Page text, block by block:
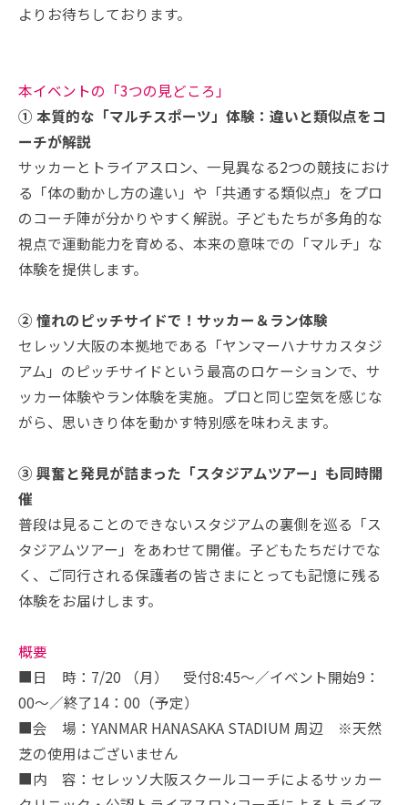
よりお待ちしております。
本イベントの「3つの見どころ」
① 本質的な「マルチスポーツ」体験：違いと類似点をコ
ーチが解説
サッカーとトライアスロン、一見異なる2つの競技におけ
る「体の動かし方の違い」や「共通する類似点」をプロ
のコーチ陣が分かりやすく解説。子どもたちが多角的な
視点で運動能力を育める、本来の意味での「マルチ」な
体験を提供します。
② 憧れのピッチサイドで！サッカー＆ラン体験
セレッソ大阪の本拠地である「ヤンマーハナサカスタジ
アム」のピッチサイドという最高のロケーションで、サ
ッカー体験やラン体験を実施。プロと同じ空気を感じな
がら、思いきり体を動かす特別感を味わえます。
③ 興奮と発見が詰まった「スタジアムツアー」も同時開
催
普段は見ることのできないスタジアムの裏側を巡る「ス
タジアムツアー」をあわせて開催。子どもたちだけでな
く、ご同行される保護者の皆さまにとっても記憶に残る
体験をお届けします。
概要
■日 時：7/20 （月） 受付8:45～／イベント開始9：
00～／終了14：00（予定）
■会 場：YANMAR HANASAKA STADIUM 周辺 ※天然
芝の使用はございません
■内 容：セレッソ大阪スクールコーチによるサッカー